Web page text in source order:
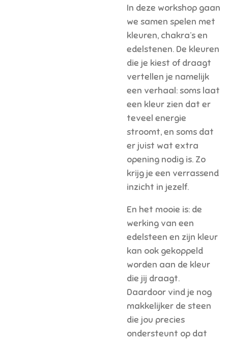
In deze workshop gaan
we samen spelen met
kleuren, chakra’s en
edelstenen. De kleuren
die je kiest of draagt
vertellen je namelijk
een verhaal: soms laat
een kleur zien dat er
teveel energie
stroomt, en soms dat
er juist wat extra
opening nodig is. Zo
krijg je een verrassend
inzicht in jezelf.
En het mooie is: de
werking van een
edelsteen en zijn kleur
kan ook gekoppeld
worden aan de kleur
die jij draagt.
Daardoor vind je nog
makkelijker de steen
die jou precies
ondersteunt op dat